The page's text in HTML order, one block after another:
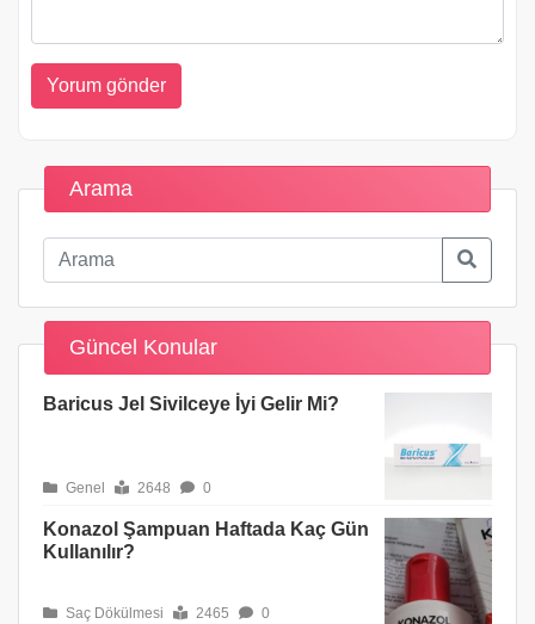
Arama
Güncel Konular
Baricus Jel Sivilceye İyi Gelir Mi?
Genel 2648 0
Konazol Şampuan Haftada Kaç Gün
Kullanılır?
Saç Dökülmesi 2465 0